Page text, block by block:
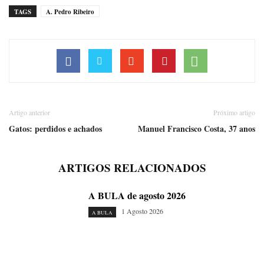
TAGS A. Pedro Ribeiro
Artigo anterior
Gatos: perdidos e achados
Próximo artigo
Manuel Francisco Costa, 37 anos
ARTIGOS RELACIONADOS
A BULA de agosto 2026
A BULA 1 Agosto 2026